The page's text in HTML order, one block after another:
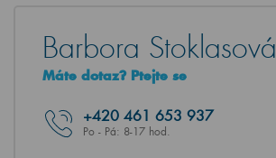
Barbora Stoklasová
Máte dotaz? Ptejte se
+420 461 653 937
Po - Pá: 8-17 hod.